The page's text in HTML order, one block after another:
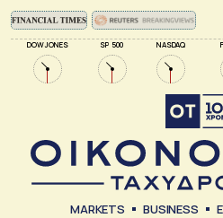
DOW JONES SP 500 NASDAQ
MARKETS BUSINESS